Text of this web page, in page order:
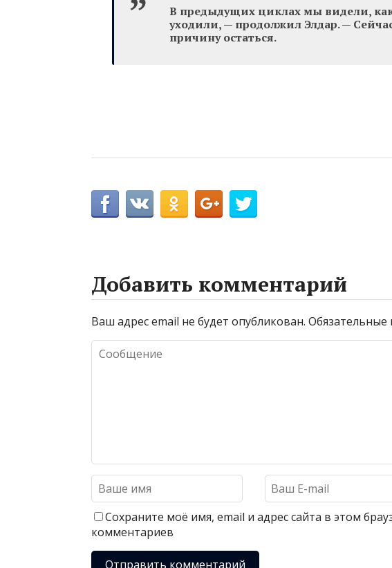
В предыдущих циклах мы видели,
уходили, — продолжил Элдар. —
причину остаться.
Добавить комментарий
Ваш адрес email не будет опубликован. Обязательные
Сохраните моё имя, email и адрес сайта в этом
комментариев